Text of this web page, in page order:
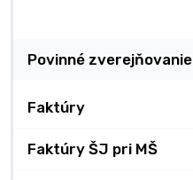
Povinné zverejňovanie
Faktúry
Faktúry ŠJ pri MŠ